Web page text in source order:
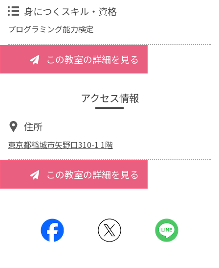
身につくスキル・資格
プログラミング能力検定
この教室の詳細を見る
アクセス情報
住所
東京都稲城市矢野口310-1 1階
この教室の詳細を見る